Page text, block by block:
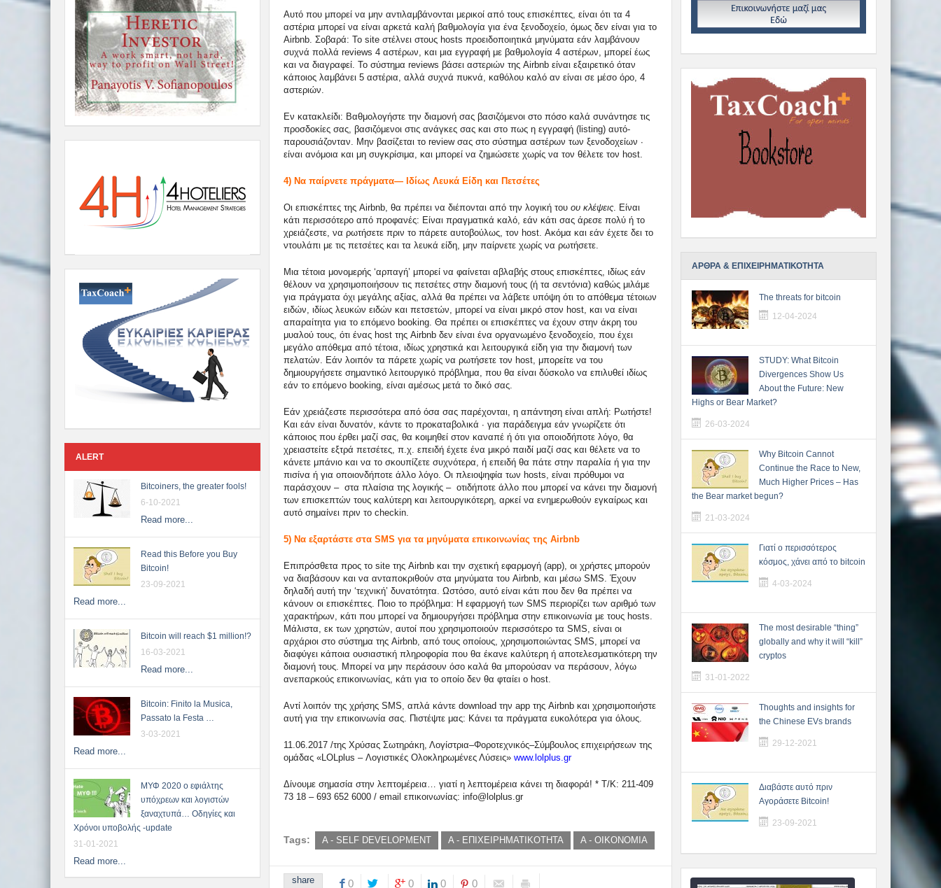
ALERT
Bitcoiners, the greater fools!
6-10-2021
Read more...
Read this Before you Buy
Bitcoin!
23-09-2021
Read more...
Bitcoin will reach $1 million!?
16-03-2021
Read more...
Bitcoin: Finito la Musica,
Passato la Festa …
3-03-2021
Read more...
ΜΥΦ 2020 ο εφιάλτης
υπόχρεων και λογιστών
ξαναχτυπά… Οδηγίες και
Χρόνοι υποβολής -update
31-01-2021
Read more...
Αυτό που μπορεί να μην αντιλαμβάνονται μερικοί από τους επισκέπτες, είναι ότι τα 4
αστέρια μπορεί να είναι αρκετά καλή βαθμολογία για ένα ξενοδοχείο, όμως δεν είναι για το
Airbnb. Σοβαρά: Το site στέλνει στους hosts προειδοποιητικά μηνύματα εάν λαμβάνουν
συχνά πολλά reviews 4 αστέρων, και μια εγγραφή με βαθμολογία 4 αστέρων, μπορεί έως
και να διαγραφεί. Το σύστημα reviews βάσει αστεριών της Airbnb είναι εξαιρετικό όταν
κάποιος λαμβάνει 5 αστέρια, αλλά συχνά πυκνά, καθόλου καλό αν είναι σε μέσο όρο, 4
αστεριών.
Εν κατακλείδι: Βαθμολογήστε την διαμονή σας βασιζόμενοι στο πόσο καλά συνάντησε τις
προσδοκίες σας, βασιζόμενοι στις ανάγκες σας και στο πως η εγγραφή (listing) αυτό-
παρουσιάζονταν. Μην βασίζεται το review σας στο σύστημα αστέρων των ξενοδοχείων ·
είναι ανόμοια και μη συγκρίσιμα, και μπορεί να ζημιώσετε χωρίς να τον θέλετε τον host.
4) Να παίρνετε πράγματα— Ιδίως Λευκά Είδη και Πετσέτες
Οι επισκέπτες της Airbnb, θα πρέπει να διέπονται από την λογική του ου κλέψεις. Είναι
κάτι περισσότερο από προφανές: Είναι πραγματικά καλό, εάν κάτι σας άρεσε πολύ ή το
χρειάζεστε, να ρωτήσετε πριν το πάρετε αυτοβούλως, τον host. Ακόμα και εάν έχετε δει το
ντουλάπι με τις πετσέτες και τα λευκά είδη, μην παίρνετε χωρίς να ρωτήσετε.
Μια τέτοια μονομερής ‘αρπαγή’ μπορεί να φαίνεται αβλαβής στους επισκέπτες, ιδίως εάν
θέλουν να χρησιμοποιήσουν τις πετσέτες στην διαμονή τους (ή τα σεντόνια) καθώς μιλάμε
για πράγματα όχι μεγάλης αξίας, αλλά θα πρέπει να λάβετε υπόψη ότι το απόθεμα τέτοιων
ειδών, ιδίως λευκών ειδών και πετσετών, μπορεί να είναι μικρό στον host, και να είναι
απαραίτητα για το επόμενο booking. Θα πρέπει οι επισκέπτες να έχουν στην άκρη του
μυαλού τους, ότι ένας host της Airbnb δεν είναι ένα οργανωμένο ξενοδοχείο, που έχει
μεγάλο απόθεμα από τέτοια, ιδίως χρηστικά και λειτουργικά είδη για την διαμονή των
πελατών. Εάν λοιπόν τα πάρετε χωρίς να ρωτήσετε τον host, μπορείτε να του
δημιουργήσετε σημαντικό λειτουργικό πρόβλημα, που θα είναι δύσκολο να επιλυθεί ιδίως
εάν το επόμενο booking, είναι αμέσως μετά το δικό σας.
Εάν χρειάζεστε περισσότερα από όσα σας παρέχονται, η απάντηση είναι απλή: Ρωτήστε!
Και εάν είναι δυνατόν, κάντε το προκαταβολικά · για παράδειγμα εάν γνωρίζετε ότι
κάποιος που έρθει μαζί σας, θα κοιμηθεί στον καναπέ ή ότι για οποιοδήποτε λόγο, θα
χρειαστείτε εξτρά πετσέτες, π.χ. επειδή έχετε ένα μικρό παιδί μαζί σας και θέλετε να το
κάνετε μπάνιο και να το σκουπίζετε συχνότερα, ή επειδή θα πάτε στην παραλία ή για την
πισίνα ή για οποιονδήποτε άλλο λόγο. Οι πλειοψηφία των hosts, είναι πρόθυμοι να
παράσχουν – στα πλαίσια της λογικής – οτιδήποτε άλλο που μπορεί να κάνει την διαμονή
των επισκεπτών τους καλύτερη και λειτουργικότερη, αρκεί να ενημερωθούν εγκαίρως και
αυτό σημαίνει πριν το checkin.
5) Να εξαρτάστε στα SMS για τα μηνύματα επικοινωνίας της Airbnb
Επιπρόσθετα προς το site της Airbnb και την σχετική εφαρμογή (app), οι χρήστες μπορούν
να διαβάσουν και να ανταποκριθούν στα μηνύματα του Airbnb, και μέσω SMS. Έχουν
δηλαδή αυτή την ‘τεχνική’ δυνατότητα. Ωστόσο, αυτό είναι κάτι που δεν θα πρέπει να
κάνουν οι επισκέπτες. Ποιο το πρόβλημα: Η εφαρμογή των SMS περιορίζει των αριθμό των
χαρακτήρων, κάτι που μπορεί να δημιουργήσει πρόβλημα στην επικοινωνία με τους hosts.
Μάλιστα, εκ των χρηστών, αυτοί που χρησιμοποιούν περισσότερο τα SMS, είναι οι
αρχάριοι στο σύστημα της Airbnb, από τους οποίους, χρησιμοποιώντας SMS, μπορεί να
διαφύγει κάποια ουσιαστική πληροφορία που θα έκανε καλύτερη ή αποτελεσματικότερη την
διαμονή τους. Μπορεί να μην περάσουν όσο καλά θα μπορούσαν να περάσουν, λόγω
ανεπαρκούς επικοινωνίας, κάτι για το οποίο δεν θα φταίει ο host.
Αντί λοιπόν της χρήσης SMS, απλά κάντε download την app της Airbnb και χρησιμοποιήστε
αυτή για την επικοινωνία σας. Πιστέψτε μας: Κάνει τα πράγματα ευκολότερα για όλους.
11.06.2017 /της Χρύσας Σωτηράκη, Λογίστρια–Φοροτεχνικός–Σύμβουλος επιχειρήσεων της
ομάδας «LOLplus – Λογιστικές Ολοκληρωμένες Λύσεις» www.lolplus.gr
Δίνουμε σημασία στην λεπτομέρεια… γιατί η λεπτομέρεια κάνει τη διαφορά! * Τ/Κ: 211-409
73 18 – 693 652 6000 / email επικοινωνίας: info@lolplus.gr
Tags: A - SELF DEVELOPMENT A - ΕΠΙΧΕΙΡΗΜΑΤΙΚΟΤΗΤΑ A - ΟΙΚΟΝΟΜΙΑ
share 0 0 0 0
ΑΡΘΡΑ & ΕΠΙΧΕΙΡΗΜΑΤΙΚΟΤΗΤΑ
The threats for bitcoin
12-04-2024
STUDY: What Bitcoin
Divergences Show Us
About the Future: New
Highs or Bear Market?
26-03-2024
Why Bitcoin Cannot
Continue the Race to New,
Much Higher Prices – Has
the Bear market begun?
21-03-2024
Γιατί ο περισσότερος
κόσμος, χάνει από το bitcoin
4-03-2024
The most desirable “thing”
globally and why it will “kill”
cryptos
31-01-2022
Thoughts and insights for
the Chinese EVs brands
29-12-2021
Διαβάστε αυτό πριν
Αγοράσετε Bitcoin!
23-09-2021